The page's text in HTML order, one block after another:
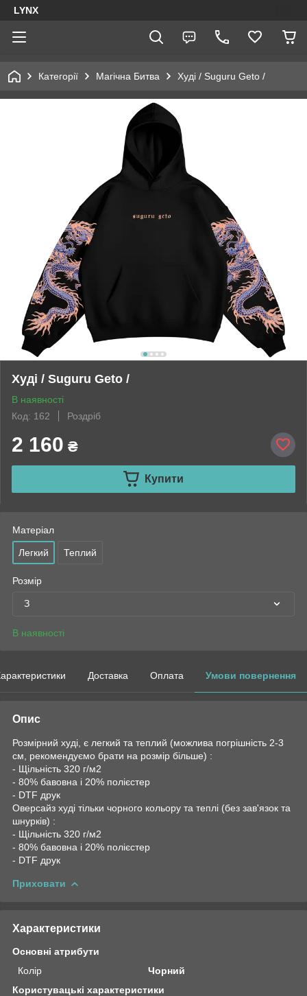
LYNX
Категорії Магічна Битва Худі / Suguru Geto /
Худі / Suguru Geto /
В наявності
Код: 162
Роздріб
2 160 ₴
Купити
Матеріал
Легкий Теплий
Розмір
З
В наявності
Доставка Оплата Умови повернення
Опис
Розмірний худі, є легкий та теплий (можлива погрішність 2-3
см, рекомендуємо брати на розмір більше) :
- Щільність 320 г/м2
- 80% бавовна і 20% полієстер
- DTF друк
Оверсайз худі тільки чорного кольору та теплі (без зав'язок та
шнурків) :
- Щільність 320 г/м2
- 80% бавовна і 20% полієстер
- DTF друк
Приховати
Характеристики
Основні атрибути
Колір
Чорний
Користувацькі характеристики